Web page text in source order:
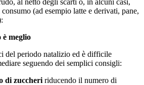
(ad esempio latte e derivati, pane,
è meglio
del periodo natalizio ed è difficile
seguendo dei semplici consigli:
di zuccheri riducendo il numero di